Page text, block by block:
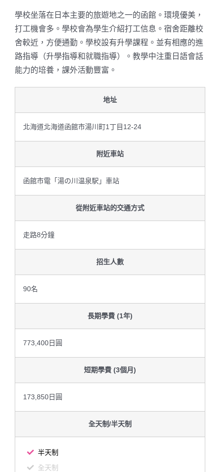
學校坐落在日本主要的旅遊地之一的函館。環境優美，
打工機會多。學校會為學生介紹打工信息。宿舍距離校
舍較近，方便通勤。學校設有升學課程。並有相應的進
路指導（升學指導和就職指導）。教學中注重日語會話
能力的培養，課外活動豐富。
地址
北海道北海道函館市湯川町1丁目12-24
附近車站
函館市電「湯の川温泉駅」車站
從附近車站的交通方式
走路8分鐘
招生人數
90名
長期學費 (1年)
773,400日圓
短期學費 (3個月)
173,850日圓
全天制/半天制
半天制
全天制